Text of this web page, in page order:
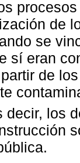
procesos
de
se
sí eran
de
decir, los